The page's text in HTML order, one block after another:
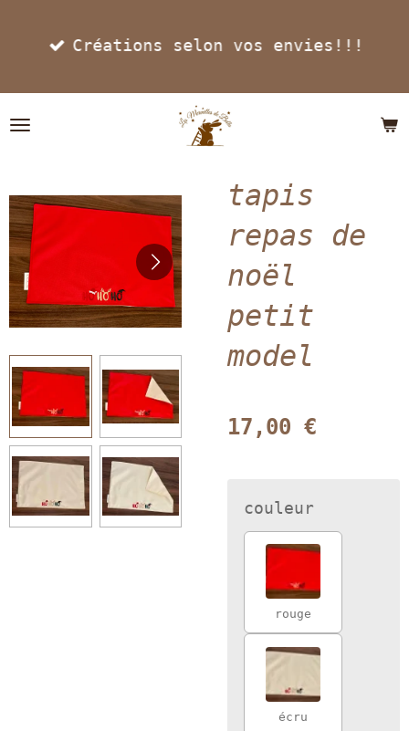
Créations selon vos envies!!!
tapis
repas de
noël
petit
model
17,00 €
couleur
rouge
écru